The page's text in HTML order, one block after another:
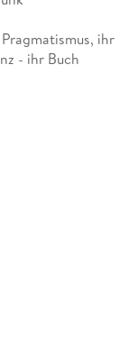
ihr
- ihr Buch
nichts. Helmut
will, nicht